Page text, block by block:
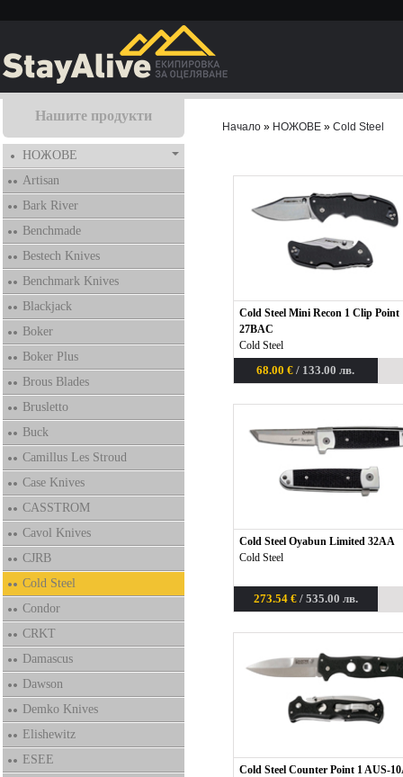
Нашите продукти
НОЖОВЕ
Artisan
Bark River
Benchmade
Bestech Knives
Benchmark Knives
Blackjack
Boker
Boker Plus
Brous Blades
Brusletto
Buck
Camillus Les Stroud
Case Knives
CASSTROM
Cavol Knives
CJRB
Cold Steel
Condor
CRKT
Damascus
Dawson
Demko Knives
Elishewitz
ESEE
Начало» НОЖОВЕ» Cold Steel
Cold Steel Mini Recon 1 Clip Point
27BAC
Cold Steel
68.00 € / 133.00 лв.
Cold Steel Oyabun Limited 32AA
Cold Steel
273.54 € / 535.00 лв.
Cold Steel Counter Point 1 AUS-